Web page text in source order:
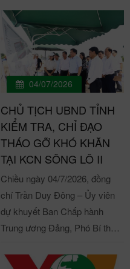
04/07/2026
CHỦ TỊCH UBND TỈNH
KIỂM TRA, CHỈ ĐẠO
THÁO GỠ KHÓ KHĂN
TẠI KCN SÔNG LÔ II
Chiều ngày 04/7/2026, đồng
chí Trần Duy Đông – Ủy viên
dự khuyết Ban Chấp hành
Trung ương Đảng, Phó Bí thư
Phú Thọ cùng đoàn công tác